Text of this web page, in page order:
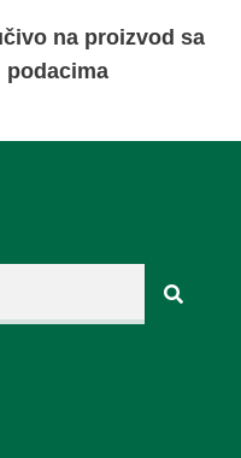
na proizvod sa
podacima